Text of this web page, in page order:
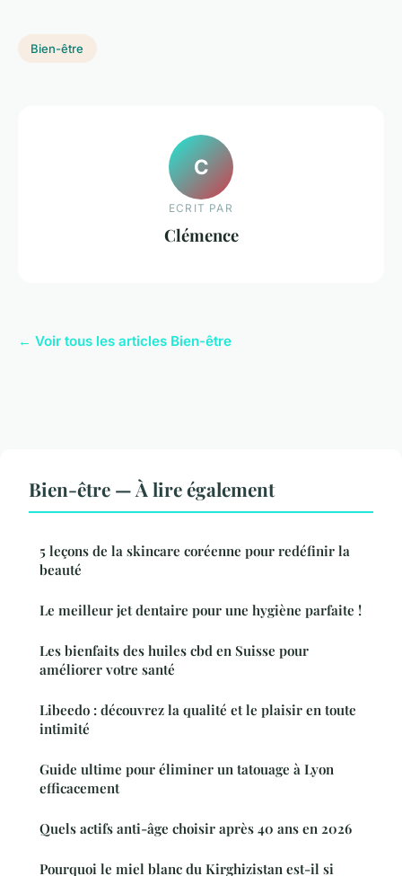
Bien-être
C
ECRIT PAR
Clémence
← Voir tous les articles Bien-être
Bien-être — À lire également
5 leçons de la skincare coréenne pour redéfinir la
beauté
Le meilleur jet dentaire pour une hygiène parfaite !
Les bienfaits des huiles cbd en Suisse pour
améliorer votre santé
Libeedo : découvrez la qualité et le plaisir en toute
intimité
Guide ultime pour éliminer un tatouage à Lyon
efficacement
Quels actifs anti-âge choisir après 40 ans en 2026
Pourquoi le miel blanc du Kirghizistan est-il si